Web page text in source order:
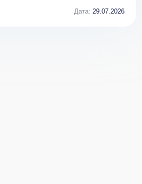
Дата: 29.07.2026